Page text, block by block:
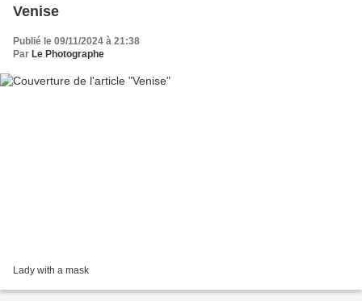
Venise
Publié le 09/11/2024 à 21:38
Par Le Photographe
Lady with a mask